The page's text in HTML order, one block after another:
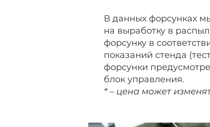
В данных форсунках
на выработку в
форсунку в
показаний стенда
форсунки
блок управления.
* – цена может